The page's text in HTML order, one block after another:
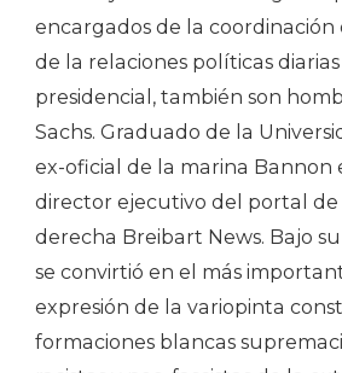
encargados de la coordinación
de la relaciones políticas diarias
presidencial, también son
Sachs. Graduado de la
ex-oficial de la marina Bannon
director ejecutivo del portal de
derecha Breibart News. Bajo
se convirtió en el más
expresión de la variopinta
formaciones blancas